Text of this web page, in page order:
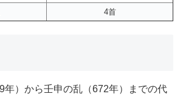
4首
年）から壬申の乱（672年）までの代